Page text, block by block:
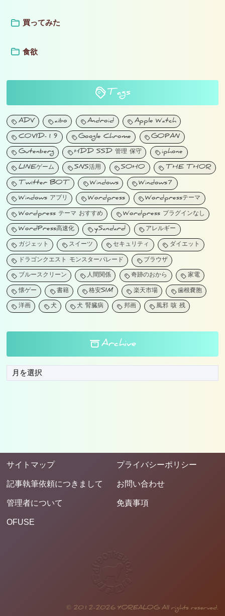
買ってみた
食欲
Tags
ADV aibo Android Apple Watch
COVID-19 Google Chrome GOPAN
Gutenberg HDD SSD 管理 保守 iphone
LINEゲーム SNS活用 SOHO THE THOR
Twitter BOT Windows Windows7
Windows アプリ Wordpress Wordpressテーマ
Wordpress テーマ おすすめ Wordpress プラグインなし
WordPress高速化 ySandard アレルギー
ガジェット スイーツ セキュリティ ダイエット
ドラゴンクエスト モンスターパレード ブラウザ
ブルースクリーン 人間関係 奇跡のおから 家電
懐ゲー 書籍 格安SIM 楽天市場 歯根嚢胞
洋画 犬 犬 腎臓病 邦画 風邪 咳 残
Archive
サイトマップ プライバシーポリシー
記事執筆依頼につきまして お問い合わせ
管理者について 免責事項
OFUSE
© 2012-2026 YOREALOG All rights reserved.